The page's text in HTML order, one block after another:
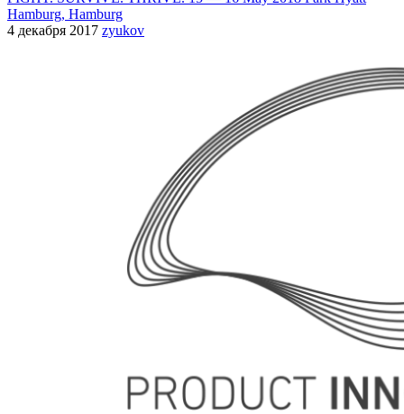
Hamburg, Hamburg
4 декабря 2017 zyukov